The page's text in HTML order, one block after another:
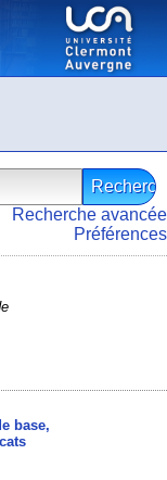
Recherche avancée
Préférences
base,